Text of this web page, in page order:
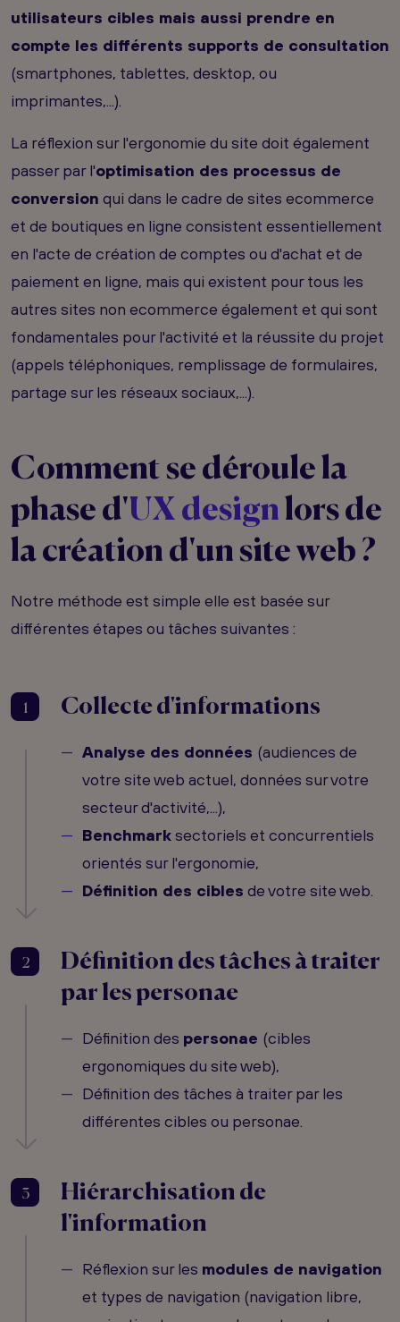
utilisateurs cibles mais aussi prendre en
compte les différents supports de consultation
(smartphones, tablettes, desktop, ou
imprimantes,...).
La réflexion sur l'ergonomie du site doit également
passer par l'optimisation des processus de
conversion qui dans le cadre de sites ecommerce
et de boutiques en ligne consistent essentiellement
en l'acte de création de comptes ou d'achat et de
paiement en ligne, mais qui existent pour tous les
autres sites non ecommerce également et qui sont
fondamentales pour l'activité et la réussite du projet
(appels téléphoniques, remplissage de formulaires,
partage sur les réseaux sociaux,...).
Comment se déroule la
phase d'UX design lors de
la création d'un site web ?
Notre méthode est simple elle est basée sur
différentes étapes ou tâches suivantes :
1 Collecte d'informations
Analyse des données (audiences de
votre site web actuel, données sur votre
secteur d'activité,...),
Benchmarksectoriels et concurrentiels
orientés sur l'ergonomie,
Définition des cibles de votre site web.
2
Définition des tâches à traiter
par les personae
Définition des personae (cibles
ergonomiques du site web),
Définition des tâches à traiter par les
différentes cibles ou personae.
3
Hiérarchisation de
l'information
Réflexion sur les modules de navigation
et types de navigation (navigation libre,